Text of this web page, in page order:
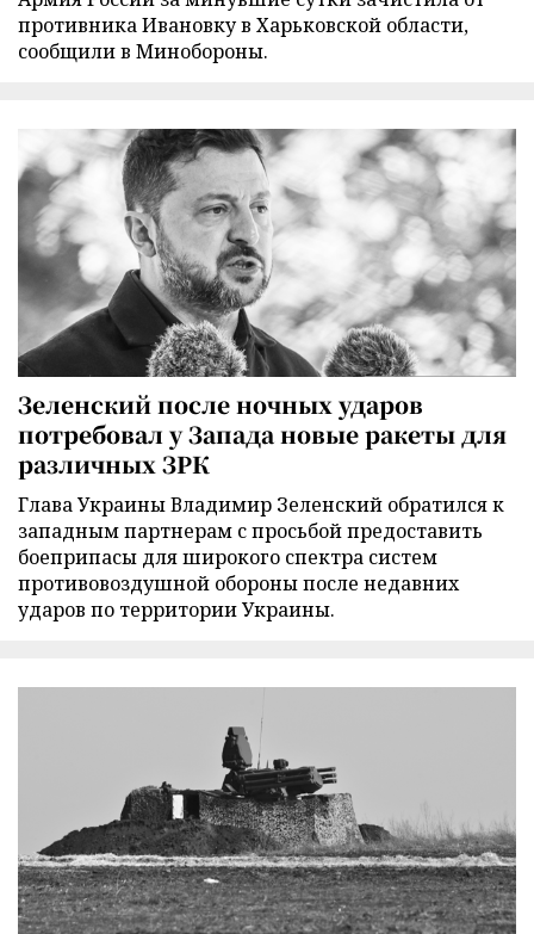
противника Ивановку в Харьковской области,
сообщили в Минобороны.
Зеленский после ночных ударов
потребовал у Запада новые ракеты для
различных ЗРК
Глава Украины Владимир Зеленский обратился к
западным партнерам с просьбой предоставить
боеприпасы для широкого спектра систем
противовоздушной обороны после недавних
ударов по территории Украины.